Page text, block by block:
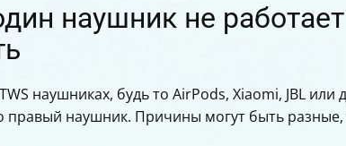
причин и решений
наушник не
наушниках, будь то AirPods, Xiaomi, JBL
правый наушник. Причины могут быть